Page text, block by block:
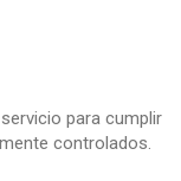
para cumplir
controlados.